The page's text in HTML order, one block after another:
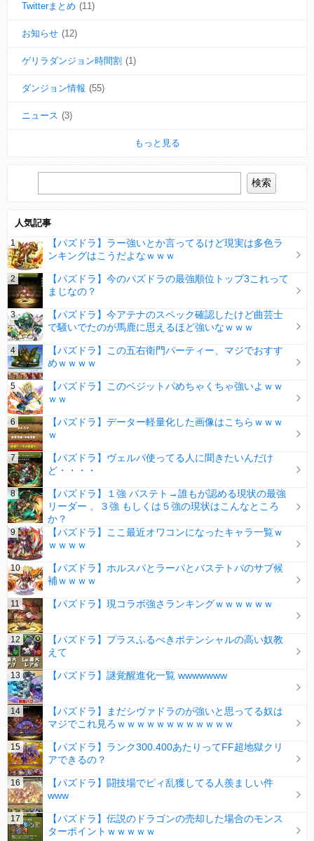
Twitterまとめ (11)
お知らせ (12)
ゲリラダンジョン時間割 (1)
ダンジョン情報 (55)
ニュース (3)
もっと見る
人気記事
【パズドラ】ラー強いとか言ってるけど現実は多色ラ
ンキングはこうだよなｗｗｗ
【パズドラ】今のパズドラの最強順位トップ3これって
まじなの？
【パズドラ】今アテナのスペック確認したけど曲芸士
で騒いでたのが馬鹿に思えるほど強いなｗｗｗ
【パズドラ】この五右衛門パーティー、マジでおすす
めｗｗｗｗ
【パズドラ】このベジットパめちゃくちゃ強いよｗｗ
ｗｗ
【パズドラ】データー軽量化した画像はこちらｗｗｗ
ｗ
【パズドラ】ヴェルパ使ってる人に聞きたいんだけ
ど・・・・
【パズドラ】１強 バステト→誰もが認める現状の最強
リーダー 。３強 もしくは５強の現状はこんなところ
か？
【パズドラ】ここ最近オワコンになったキャラ一覧ｗ
ｗｗｗｗ
【パズドラ】ホルスパとラーパとバステトパのサブ候
補ｗｗｗｗ
【パズドラ】現コラボ強さランキングｗｗｗｗｗｗ
【パズドラ】プラスふるべきポテンシャルの高い奴教
えて
【パズドラ】謎覚醒進化一覧 wwwwwww
【パズドラ】まだシヴァドラのが強いと思ってる奴は
マジでこれ見ろｗｗｗｗｗｗｗｗｗｗｗｗ
【パズドラ】ランク300.400あたりってFF超地獄クリ
アできるの？
【パズドラ】闘技場でピィ乱獲してる人羨ましい件
www
【パズドラ】伝説のドラゴンの売却した場合のモンス
ターポイントｗｗｗｗｗ